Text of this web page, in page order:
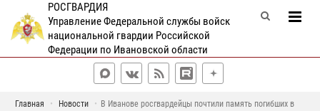
РОСГВАРДИЯ
Управление Федеральной службы войск
национальной гвардии Российской
Федерации по Ивановской области
Главная Новости
В Иванове росгвардейцы почтили память погибших в